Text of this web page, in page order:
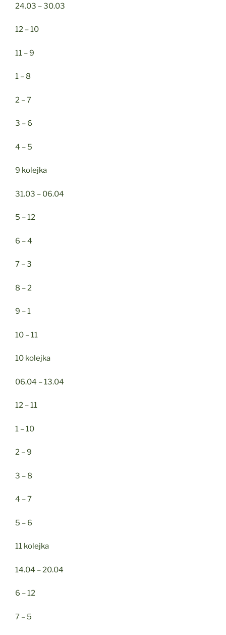
24.03 – 30.03
12 – 10
11 – 9
1 – 8
2 – 7
3 – 6
4 – 5
9 kolejka
31.03 – 06.04
5 – 12
6 – 4
7 – 3
8 – 2
9 – 1
10 – 11
10 kolejka
06.04 – 13.04
12 – 11
1 – 10
2 – 9
3 – 8
4 – 7
5 – 6
11 kolejka
14.04 – 20.04
6 – 12
7 – 5